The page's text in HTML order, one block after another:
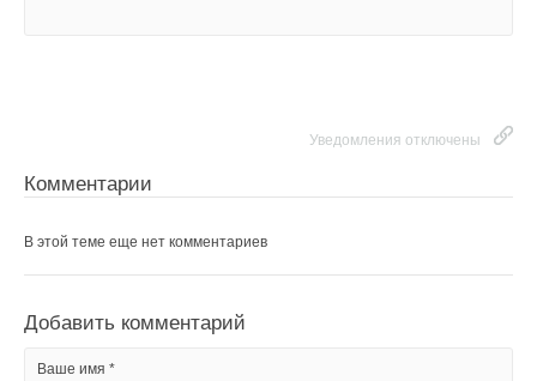
Уведомления отключены
Комментарии
В этой теме еще нет комментариев
Добавить комментарий
Ваше имя *